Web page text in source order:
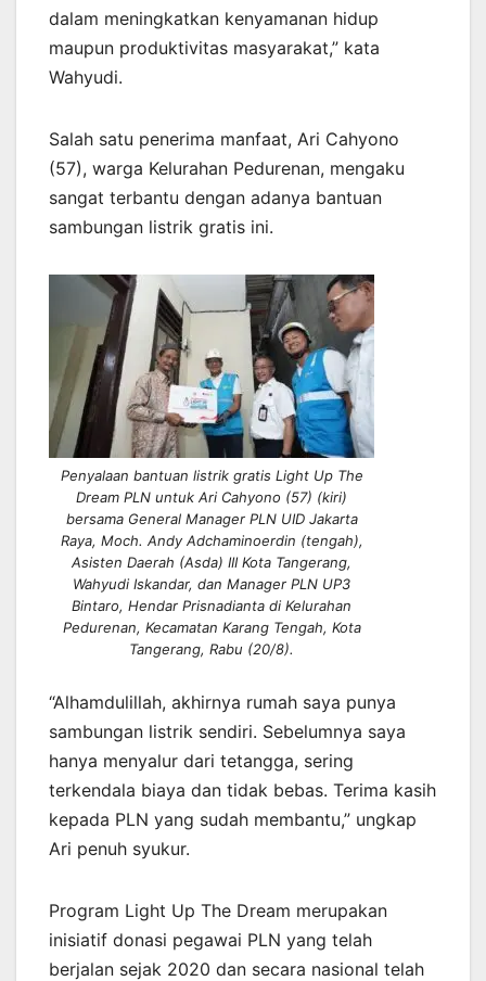
dalam meningkatkan kenyamanan hidup
maupun produktivitas masyarakat,” kata
Wahyudi.
Salah satu penerima manfaat, Ari Cahyono
(57), warga Kelurahan Pedurenan, mengaku
sangat terbantu dengan adanya bantuan
sambungan listrik gratis ini.
Penyalaan bantuan listrik gratis Light Up The
Dream PLN untuk Ari Cahyono (57) (kiri)
bersama General Manager PLN UID Jakarta
Raya, Moch. Andy Adchaminoerdin (tengah),
Asisten Daerah (Asda) III Kota Tangerang,
Wahyudi Iskandar, dan Manager PLN UP3
Bintaro, Hendar Prisnadianta di Kelurahan
Pedurenan, Kecamatan Karang Tengah, Kota
Tangerang, Rabu (20/8).
“Alhamdulillah, akhirnya rumah saya punya
sambungan listrik sendiri. Sebelumnya saya
hanya menyalur dari tetangga, sering
terkendala biaya dan tidak bebas. Terima kasih
kepada PLN yang sudah membantu,” ungkap
Ari penuh syukur.
Program Light Up The Dream merupakan
inisiatif donasi pegawai PLN yang telah
berjalan sejak 2020 dan secara nasional telah